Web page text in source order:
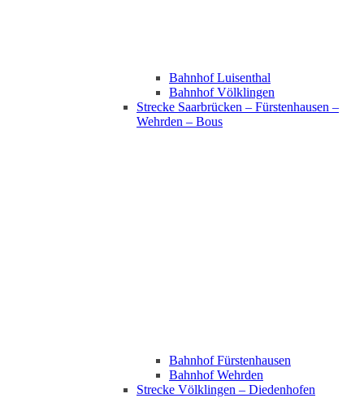
Bahnhof Luisenthal
Bahnhof Völklingen
Strecke Saarbrücken – Fürstenhausen –
Wehrden – Bous
Bahnhof Fürstenhausen
Bahnhof Wehrden
Strecke Völklingen – Diedenhofen